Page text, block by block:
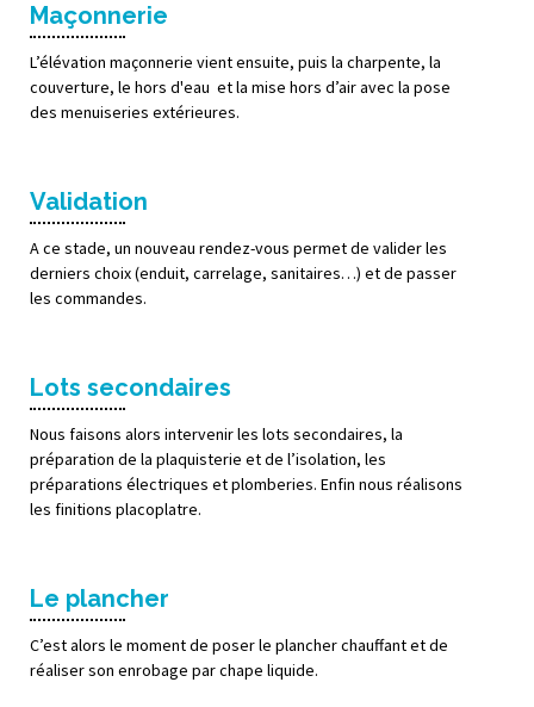
Maçonnerie
L’élévation maçonnerie vient ensuite, puis la charpente, la
couverture, le hors d'eau et la mise hors d’air avec la pose
des menuiseries extérieures.
Validation
A ce stade, un nouveau rendez-vous permet de valider les
derniers choix (enduit, carrelage, sanitaires…) et de passer
les commandes.
Lots secondaires
Nous faisons alors intervenir les lots secondaires, la
préparation de la plaquisterie et de l’isolation, les
préparations électriques et plomberies. Enfin nous réalisons
les finitions placoplatre.
Le plancher
C’est alors le moment de poser le plancher chauffant et de
réaliser son enrobage par chape liquide.